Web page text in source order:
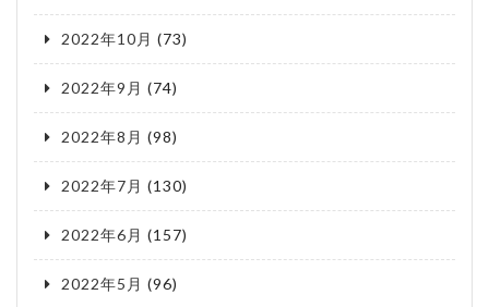
2022年10月 (73)
2022年9月 (74)
2022年8月 (98)
2022年7月 (130)
2022年6月 (157)
2022年5月 (96)